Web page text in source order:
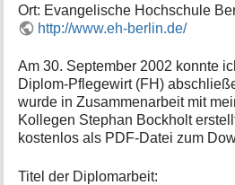
e
n
u
r
S
e
i
e
Ort: Evangelische Hochschule
http://www.eh-berlin.de/
Am 30. September 2002 konnte
Diplom-Pflegewirt (FH)
wurde in Zusammenarbeit mit
Kollegen Stephan Bockholt
kostenlos als PDF-Datei zum
Titel der Diplomarbeit: